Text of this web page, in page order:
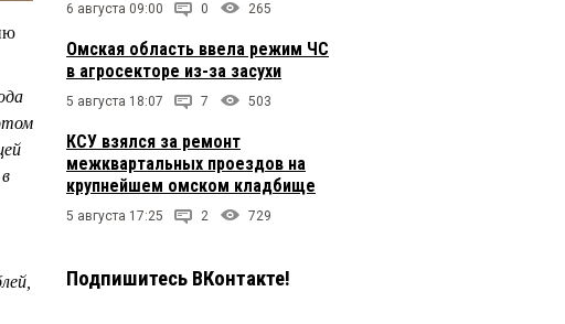
6 августа 09:00 0 265
Омская область ввела режим ЧС
в агросекторе из-за засухи
5 августа 18:07 7 503
КСУ взялся за ремонт
межквартальных проездов на
крупнейшем омском кладбище
5 августа 17:25 2 729
Подпишитесь ВКонтакте!